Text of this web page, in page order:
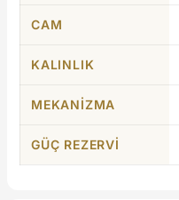
CAM
KALINLIK
MEKANIZMA
GÜÇ REZERVI